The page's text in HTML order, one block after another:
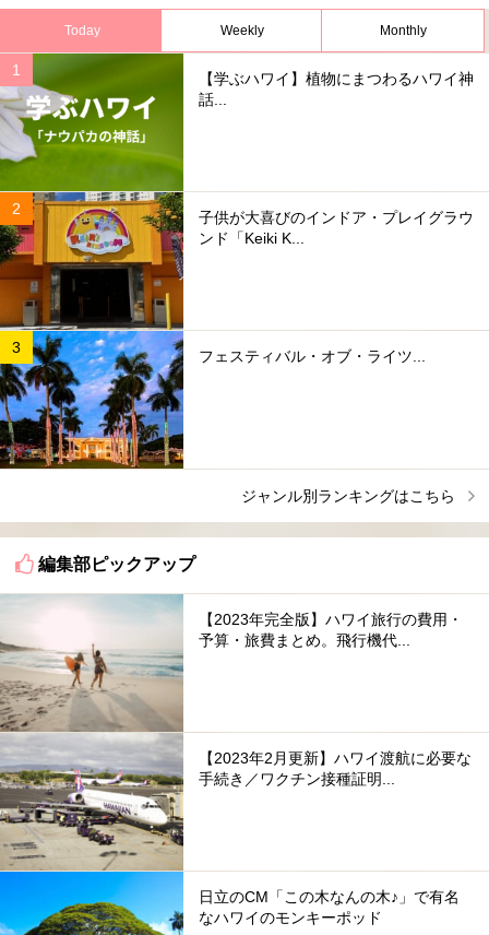
Today Weekly Monthly
【学ぶハワイ】植物にまつわるハワイ神
話...
子供が大喜びのインドア・プレイグラウ
ンド「Keiki K...
フェスティバル・オブ・ライツ...
ジャンル別ランキングはこちら
編集部ピックアップ
【2023年完全版】ハワイ旅行の費用・
予算・旅費まとめ。飛行機代...
【2023年2月更新】ハワイ渡航に必要な
手続き／ワクチン接種証明...
日立のCM「この木なんの木♪」で有名
なハワイのモンキーポッド